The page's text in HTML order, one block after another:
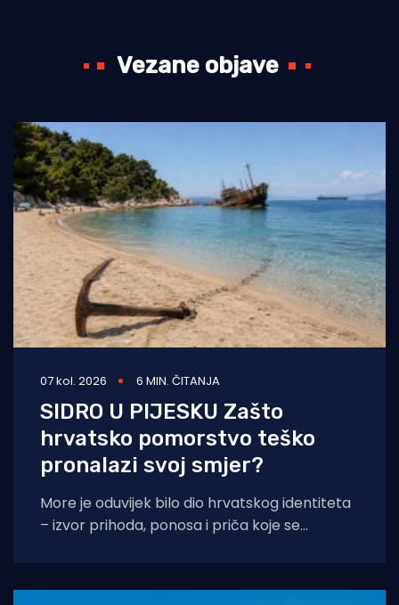
Vezane objave
07 kol. 2026 6 MIN. ČITANJA
SIDRO U PIJESKU Zašto
hrvatsko pomorstvo teško
pronalazi svoj smjer?
More je oduvijek bilo dio hrvatskog identiteta
– izvor prihoda, ponosa i priča koje se